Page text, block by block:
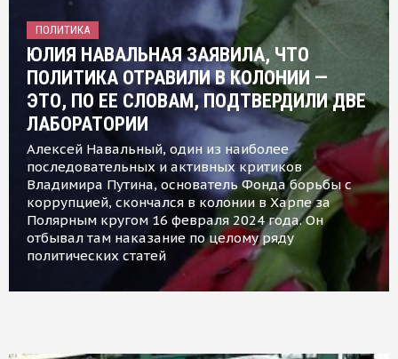
ПОЛИТИКА
ЮЛИЯ НАВАЛЬНАЯ ЗАЯВИЛА, ЧТО
ПОЛИТИКА ОТРАВИЛИ В КОЛОНИИ —
ЭТО, ПО ЕЕ СЛОВАМ, ПОДТВЕРДИЛИ ДВЕ
ЛАБОРАТОРИИ
Алексей Навальный, один из наиболее
последовательных и активных критиков
Владимира Путина, основатель Фонда борьбы с
коррупцией, скончался в колонии в Харпе за
Полярным кругом 16 февраля 2024 года. Он
отбывал там наказание по целому ряду
политических статей